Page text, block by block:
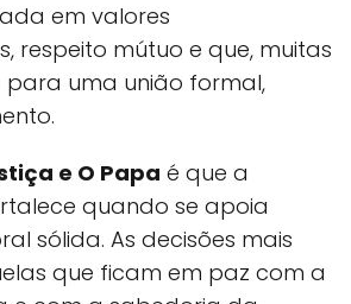
em valores
respeito mútuo e que, muitas
para uma união formal,
e O Papa é que a
quando se apoia
sólida. As decisões mais
que ficam em paz com a